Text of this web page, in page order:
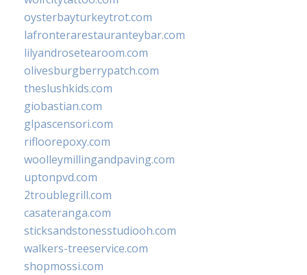
oysterbayturkeytrot.com
lafronterarestauranteybar.com
lilyandrosetearoom.com
olivesburgberrypatch.com
theslushkids.com
giobastian.com
glpascensori.com
rifloorepoxy.com
woolleymillingandpaving.com
uptonpvd.com
2troublegrill.com
casateranga.com
sticksandstonesstudiooh.com
walkers-treeservice.com
shopmossi.com